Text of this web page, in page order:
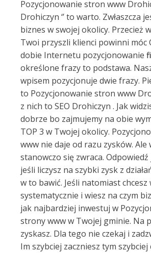
Pozycjonowanie stron www
Drohiczyn ‘’ to warto. Zwłaszcza
biznes w swojej okolicy. Przecież
Twoi przyszli klienci powinni móc
dobie Internetu pozycjonowanie
określone frazy to podstawa.
wpisem pozycjonuje dwie frazy.
to Pozycjonowanie stron www
z nich to SEO Drohiczyn . Jak
dobrze bo zajmujemy na obie
TOP 3 w Twojej okolicy.
www nie daje od razu zysków. Ale
stanowczo się zwraca.
jeśli liczysz na szybki zysk z
w to bawić. Jeśli natomiast chcesz
systematycznie i wiesz na czym
jak najbardziej inwestuj w
strony www w Twojej gminie. Na
zyskasz. Dla tego nie czekaj i
Im szybciej zaczniesz tym